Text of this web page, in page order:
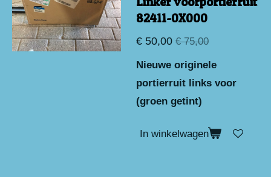
82411-0X000
€ 50,00 € 75,00
Nieuwe originele
portierruit links voor
(groen getint)
In winkelwagen